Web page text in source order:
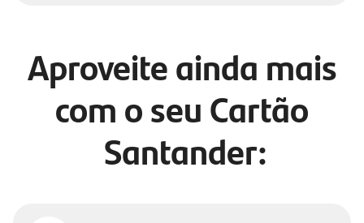
Aproveite ainda mais
com o seu Cartão
Santander: